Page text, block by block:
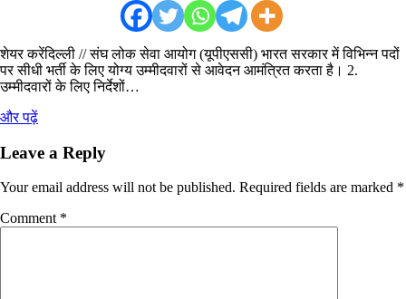
शेयर करेंदिल्ली // संघ लोक सेवा आयोग (यूपीएससी) भारत सरकार में विभिन्न पदों
पर सीधी भर्ती के लिए योग्य उम्मीदवारों से आवेदन आमंत्रित करता है। 2.
उम्मीदवारों के लिए निर्देशों…
और पढ़ें
Leave a Reply
Your email address will not be published. Required fields are marked *
Comment *